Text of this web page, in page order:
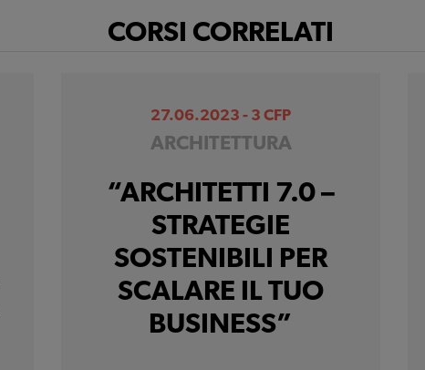
CORSI CORRELATI
27.06.2023 - 3 CFP
ARCHITETTURA
“ARCHITETTI 7.0 –
STRATEGIE
SOSTENIBILI PER
SCALARE IL TUO
BUSINESS”